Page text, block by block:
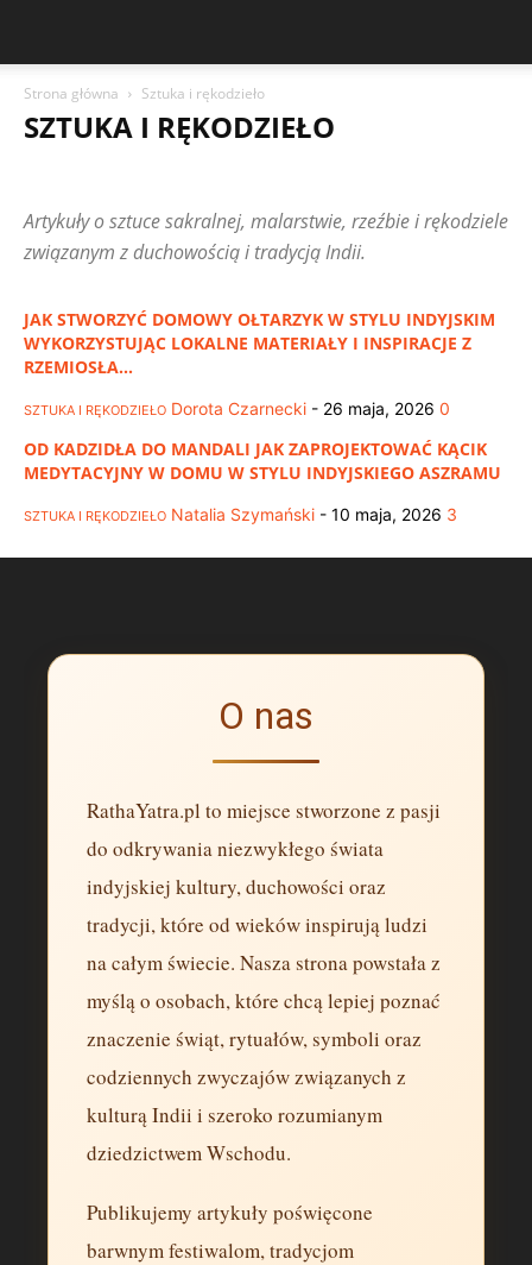
Strona główna Sztuka i rękodzieło
SZTUKA I RĘKODZIEŁO
FILOZOFIA WSCHODU
HINDUIZM I WIERZENIA
HOLI I DIWALI
KUCHNIA I POSTY
LUDZIE I HISTORIE
MUZYKA I TANIEC
PODRÓŻE PO INDIACH
RYTUAŁY I OBRZĘDY
SZTUKA I RĘKODZIEŁO
Artykuły o sztuce sakralnej, malarstwie, rzeźbie i rękodziele
związanym z duchowością i tradycją Indii.
JAK STWORZYĆ DOMOWY OŁTARZYK W STYLU INDYJSKIM
WYKORZYSTUJĄC LOKALNE MATERIAŁY I INSPIRACJE Z
RZEMIOSŁA...
SZTUKA I RĘKODZIEŁO Dorota Czarnecki - 26 maja, 2026 0
OD KADZIDŁA DO MANDALI JAK ZAPROJEKTOWAĆ KĄCIK
MEDYTACYJNY W DOMU W STYLU INDYJSKIEGO ASZRAMU
SZTUKA I RĘKODZIEŁO Natalia Szymański - 10 maja, 2026 3
O nas
RathaYatra.pl to miejsce stworzone z pasji
do odkrywania niezwykłego świata
indyjskiej kultury, duchowości oraz
tradycji, które od wieków inspirują ludzi
na całym świecie. Nasza strona powstała z
myślą o osobach, które chcą lepiej poznać
znaczenie świąt, rytuałów, symboli oraz
codziennych zwyczajów związanych z
kulturą Indii i szeroko rozumianym
dziedzictwem Wschodu.
Publikujemy artykuły poświęcone
barwnym festiwalom, tradycjom